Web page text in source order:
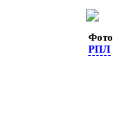
Фото
РПЛ